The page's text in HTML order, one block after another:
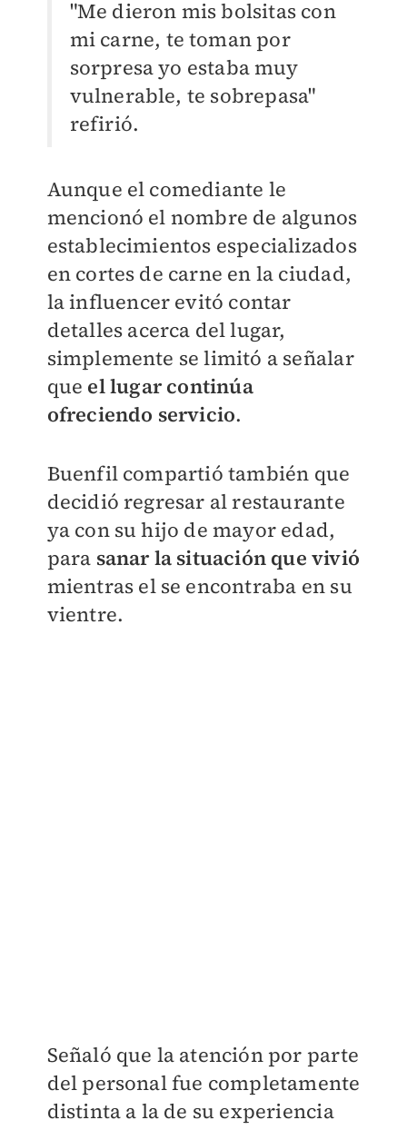
"Me dieron mis bolsitas con
mi carne, te toman por
sorpresa yo estaba muy
vulnerable, te sobrepasa"
refirió.
Aunque el comediante le
mencionó el nombre de algunos
establecimientos especializados
en cortes de carne en la ciudad,
la influencer evitó contar
detalles acerca del lugar,
simplemente se limitó a señalar
que el lugar continúa
ofreciendo servicio.
Buenfil compartió también que
decidió regresar al restaurante
ya con su hijo de mayor edad,
para sanar la situación que vivió
mientras el se encontraba en su
vientre.
Señaló que la atención por parte
del personal fue completamente
distinta a la de su experiencia